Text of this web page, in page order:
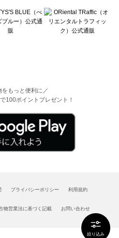
絞り込み
をもっと便利に／
100ポイントプレゼント！
プライバシーポリシー 利用規約
物営業法に基づく記載 お問い合わせ